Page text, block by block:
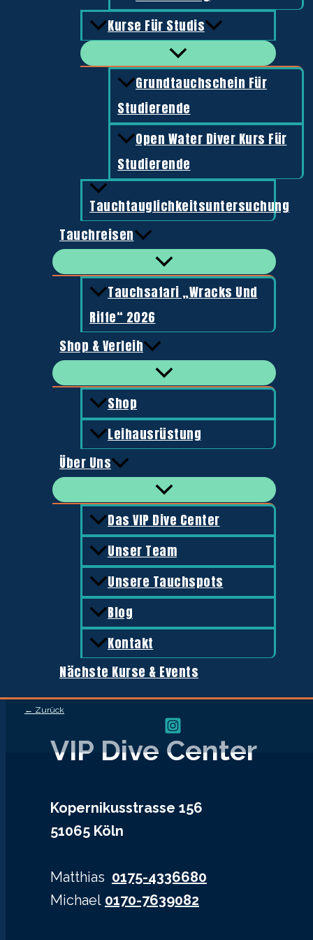
Kurse Für Studis
Grundtauchschein Für
Studierende
Open Water Diver Kurs Für
Studierende
Tauchtauglichkeitsuntersuchung
Tauchreisen
Tauchsafari „Wracks Und
Riffe“ 2026
Shop & Verleih
Shop
Leihausrüstung
Über Uns
Das VIP Dive Center
Unser Team
Unsere Tauchspots
Blog
Kontakt
Nächste Kurse & Events
← Zurück
• Schultergurte mit 50 mm Schnellverschluss-Schnallen.
• 2 Überdruckventile
Ähnliche Produkte
Taschen und Aufbewahrung
Cressi Gorilla Pro Tasche
Konsolen
Digi 2 Digital Console
Taschen und Aufbewahrung
Cressi Dry Bag 5 Liter
Tauchmasken
Cressi Big Eyes Evolution
VIP Dive Center
Kopernikusstrasse 156
51065 Köln
Matthias 0175-4336680
Michael 0170-7639082